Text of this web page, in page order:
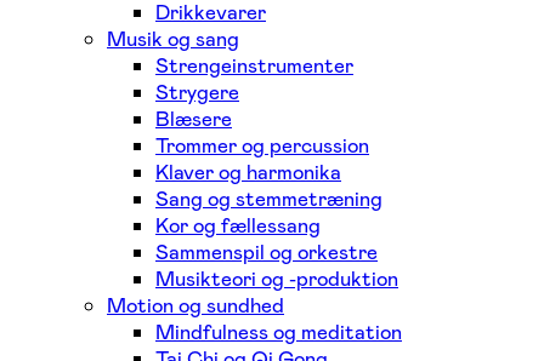
Drikkevarer
Musik og sang
Strengeinstrumenter
Strygere
Blæsere
Trommer og percussion
Klaver og harmonika
Sang og stemmetræning
Kor og fællessang
Sammenspil og orkestre
Musikteori og -produktion
Motion og sundhed
Mindfulness og meditation